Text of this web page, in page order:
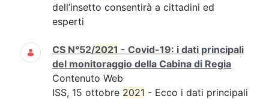
dell’insetto consentirà a cittadini ed
esperti
CS N°52/2021 - Covid-19: i dati principali
del monitoraggio della Cabina di Regia
Contenuto Web
ISS, 15 ottobre 2021 - Ecco i dati principali